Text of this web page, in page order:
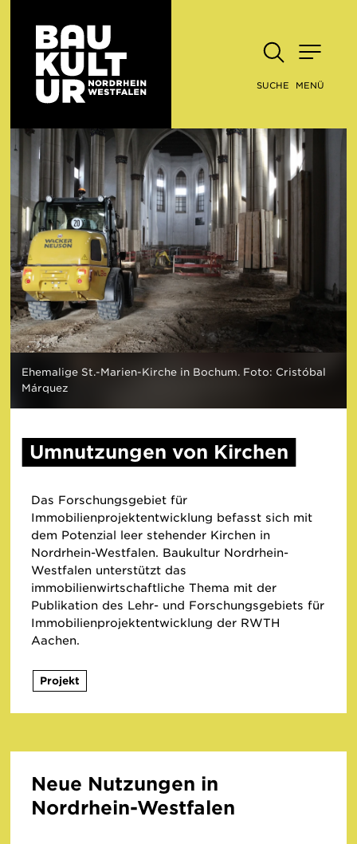
SUCHE MENÜ
Ehemalige St.-Marien-Kirche in Bochum. Foto: Cristóbal
Márquez
Umnutzungen von Kirchen
Das Forschungsgebiet für
Immobilienprojektentwicklung befasst sich mit
dem Potenzial leer stehender Kirchen in
Nordrhein-Westfalen. Baukultur Nordrhein-
Westfalen unterstützt das
immobilienwirtschaftliche Thema mit der
Publikation des Lehr- und Forschungsgebiets für
Immobilienprojektentwicklung der RWTH
Aachen.
Projekt
Neue Nutzungen in
Nordrhein-Westfalen